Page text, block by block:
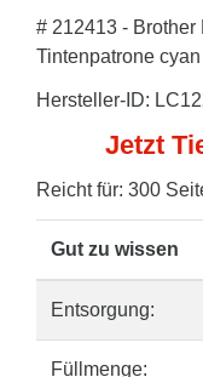
# 212413 - Brother
Tintenpatrone cyan
Hersteller-ID:
Jetzt
Reicht für: 300
Gut zu wissen
Entsorgung:
Füllmenge: